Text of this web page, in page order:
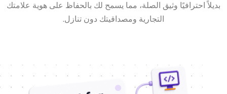
بديلاً احترافيًا وثيق الصلة، مما يسمح لك بالحفاظ على هوية علامتك
التجارية ومصداقيتك دون تنازل.